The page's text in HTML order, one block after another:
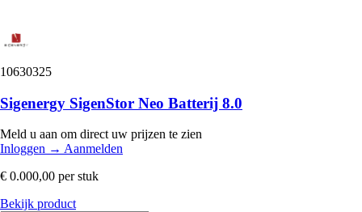
10630325
Sigenergy SigenStor Neo Batterij 8.0
Meld u aan om direct uw prijzen te zien
Inloggen → Aanmelden
€ 0.000,00 per stuk
Bekijk product